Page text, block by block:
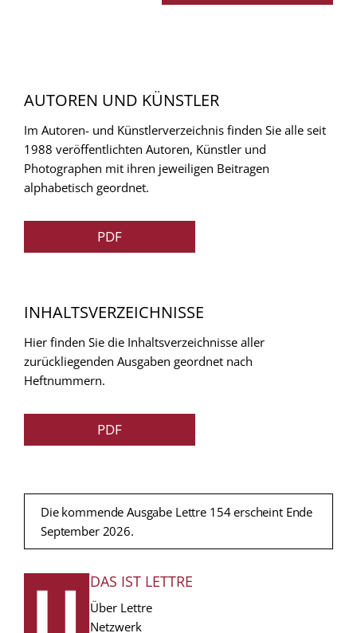
AUTOREN UND KÜNSTLER
Im Autoren- und Künstlerverzeichnis finden Sie alle seit
1988 veröffentlichten Autoren, Künstler und
Photographen mit ihren jeweiligen Beitragen
alphabetisch geordnet.
PDF
INHALTSVERZEICHNISSE
Hier finden Sie die Inhaltsverzeichnisse aller
zurückliegenden Ausgaben geordnet nach
Heftnummern.
PDF
Die kommende Ausgabe Lettre 154 erscheint Ende
September 2026.
FUSSZEILE
DAS IST LETTRE
Über Lettre
Netzwerk